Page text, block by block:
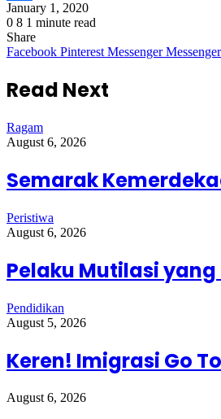
Share
January 1, 2020
0 8 1 minute read
Share
Facebook Pinterest Messenger Messenger
Read Next
Ragam
August 6, 2026
Semarak
Peristiwa
August 6, 2026
Pelaku Mutilasi
Pendidikan
August 5, 2026
Keren! Imigrasi Go
August 6, 2026